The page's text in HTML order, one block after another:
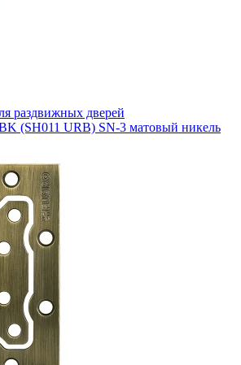
раздвижных дверей
(SH011 URB) SN-3 матовый никель